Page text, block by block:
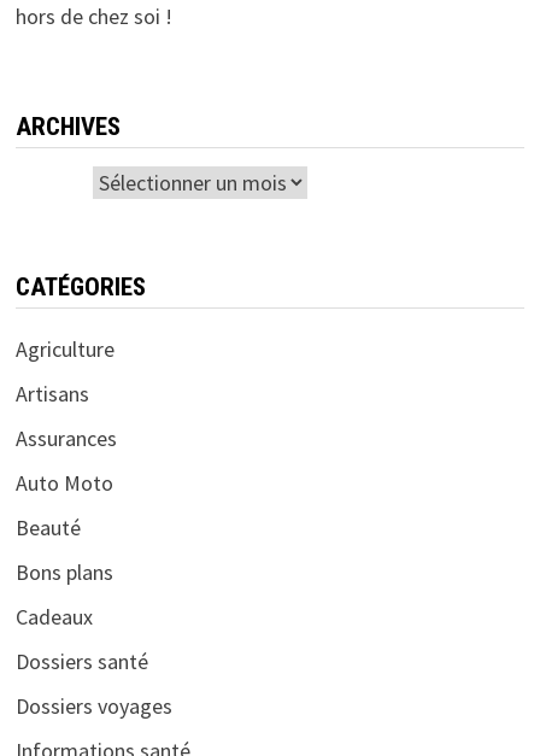
hors de chez soi !
ARCHIVES
CATÉGORIES
Agriculture
Artisans
Assurances
Auto Moto
Beauté
Bons plans
Cadeaux
Dossiers santé
Dossiers voyages
Informations santé